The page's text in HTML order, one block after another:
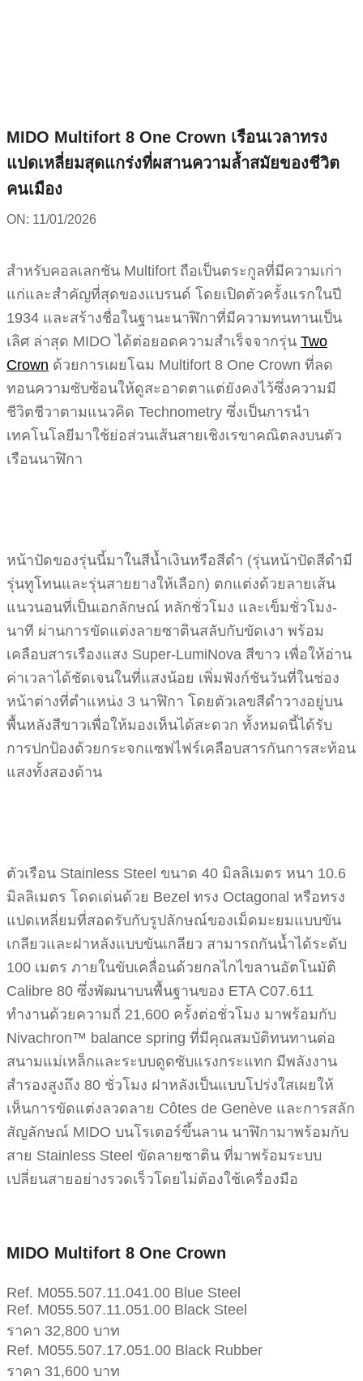
MIDO Multifort 8 One Crown เรือนเวลาทรง
แปดเหลี่ยมสุดแกร่งที่ผสานความล้ำสมัยของชีวิต
คนเมือง
ON: 11/01/2026
สำหรับคอลเลกชัน Multifort ถือเป็นตระกูลที่มีความเก่า
แก่และสำคัญที่สุดของแบรนด์ โดยเปิดตัวครั้งแรกในปี
1934 และสร้างชื่อในฐานะนาฬิกาที่มีความทนทานเป็น
เลิศ ล่าสุด MIDO ได้ต่อยอดความสำเร็จจากรุ่น Two
Crown ด้วยการเผยโฉม Multifort 8 One Crown ที่ลด
ทอนความซับซ้อนให้ดูสะอาดตาแต่ยังคงไว้ซึ่งความมี
ชีวิตชีวาตามแนวคิด Technometry ซึ่งเป็นการนำ
เทคโนโลยีมาใช้ย่อส่วนเส้นสายเชิงเรขาคณิตลงบนตัว
เรือนนาฬิกา
หน้าปัดของรุ่นนี้มาในสีน้ำเงินหรือสีดำ (รุ่นหน้าปัดสีดำมี
รุ่นทูโทนและรุ่นสายยางให้เลือก) ตกแต่งด้วยลายเส้น
แนวนอนที่เป็นเอกลักษณ์ หลักชั่วโมง และเข็มชั่วโมง-
นาที ผ่านการขัดแต่งลายซาตินสลับกับขัดเงา พร้อม
เคลือบสารเรืองแสง Super-LumiNova สีขาว เพื่อให้อ่าน
ค่าเวลาได้ชัดเจนในที่แสงน้อย เพิ่มฟังก์ชันวันที่ในช่อง
หน้าต่างที่ตำแหน่ง 3 นาฬิกา โดยตัวเลขสีดำวางอยู่บน
พื้นหลังสีขาวเพื่อให้มองเห็นได้สะดวก ทั้งหมดนี้ได้รับ
การปกป้องด้วยกระจกแซฟไฟร์เคลือบสารกันการสะท้อน
แสงทั้งสองด้าน
ตัวเรือน Stainless Steel ขนาด 40 มิลลิเมตร หนา 10.6
มิลลิเมตร โดดเด่นด้วย Bezel ทรง Octagonal หรือทรง
แปดเหลี่ยมที่สอดรับกับรูปลักษณ์ของเม็ดมะยมแบบขัน
เกลียวและฝาหลังแบบขันเกลียว สามารถกันน้ำได้ระดับ
100 เมตร ภายในขับเคลื่อนด้วยกลไกไขลานอัตโนมัติ
Calibre 80 ซึ่งพัฒนาบนพื้นฐานของ ETA C07.611
ทำงานด้วยความถี่ 21,600 ครั้งต่อชั่วโมง มาพร้อมกับ
Nivachron™ balance spring ที่มีคุณสมบัติทนทานต่อ
สนามแม่เหล็กและระบบดูดซับแรงกระแทก มีพลังงาน
สำรองสูงถึง 80 ชั่วโมง ฝาหลังเป็นแบบโปร่งใสเผยให้
เห็นการขัดแต่งลวดลาย Côtes de Genève และการสลัก
สัญลักษณ์ MIDO บนโรเตอร์ขึ้นลาน นาฬิกามาพร้อมกับ
สาย Stainless Steel ขัดลายซาติน ที่มาพร้อมระบบ
เปลี่ยนสายอย่างรวดเร็วโดยไม่ต้องใช้เครื่องมือ
MIDO Multifort 8 One Crown
Ref. M055.507.11.041.00 Blue Steel
Ref. M055.507.11.051.00 Black Steel
ราคา 32,800 บาท
Ref. M055.507.17.051.00 Black Rubber
ราคา 31,600 บาท